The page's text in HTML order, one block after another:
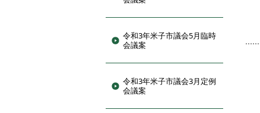
令和3年米子市議会5月臨時
会議案
令和3年米子市議会3月定例
会議案